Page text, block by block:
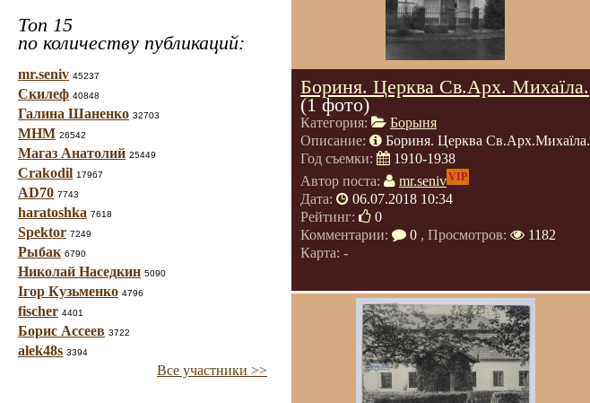
Топ 15
по количеству публикаций:
mr.seniv 45237
Скилеф 40848
Галина Шаненко 32703
МНМ 26542
Магаз Анатолий 25449
Crakodil 17967
AD70 7743
haratoshka 7618
Spektor 7249
Рыбак 6790
Николай Наседкин 5090
Ігор Кузьменко 4796
fischer 4401
Борис Ассеев 3722
alek48s 3394
Все участники >>
Бориня. Церква Св.Арх. Михаїла.
(1 фото)
Категория:
Борыня
Описание:
Бориня. Церква Св.Арх.Михаїла.
Год съемки:
1910-1938
Автор поста:
mr.senivVIP
Дата:
06.07.2018 10:34
Рейтинг:
0
Комментарии:
0 , Просмотров:
1182
Карта: -